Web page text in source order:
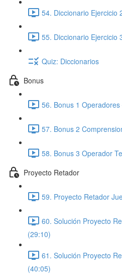
54. Diccionario Ejercicio
55. Diccionario Ejercicio
Quiz: Diccionarios
Bonus
56. Bonus 1
57. Bonus 2
58. Bonus 3 Operador
Proyecto Retador
59. Proyecto Retador
60. Solución Proyecto
(29:10)
61. Solución Proyecto
(40:05)